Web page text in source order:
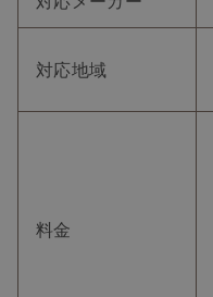
対応地域
料金